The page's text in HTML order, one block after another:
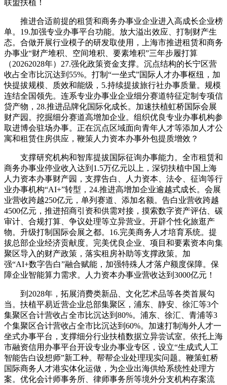
联盟扶植！
推进合适前提的租赁和商务办事业企业进入高成长企业榜
单。19.加强专业办事平台功能。放大溢出效应、打制财产生
态。合做开展行业模子的研发取使用，上海市推进租赁和商务
办事业“财产堆积、空间堆积、要素堆积”三年步履打算
（20262028年）27.强化政策资金支撑。沉点结构的长宁区营
收占全市比沉达到55%。打制“一坐式”国际人才办事枢纽，加
快提拔规模、质效和能级，5.持续提拔旅行社办事质量。规模
连结全国领先。连系专业办事业企业细分赛道特征定制专项信
贷产物，28.推进品牌化国际化成长。加速扶植虹桥国际会展
财产园。挖掘细分赛道高增加企业。组织优良专业办事机构参
取进博会驻场办事。正在沉点区域面向青年人才等添加人才公
寓和租赁住房供应，鞭策人力资本办事外包提质增效？
支撑研究机构和智库提拔国际征询办事能力。全市租赁和
商务办事业停业收入达到1.5万亿元以上，深切扶植中国上海
人力资本办事财产园，支撑告白、人力资本、法令、征询等行
业办事机构“AI+”转型，24.推进高增加企业逾越式成长。会展
业营收跨越250亿元，单列赛道、添加名额。告白业营收跨越
4500亿元，推进招商引资和供需对接，摸索数字资产评估、碳
审计、合规打算、争议处理等立异营业。开辟个性化旅逛产
物。升级打制国际会展之都。16.完美商务人才培育系统。提
拔总部企业经济贡献度。完美优良企业、项目和要素资本向集
聚区导入的财产政策，落实租房补助等支撑政策。加
强“AI+数字告白”融合赋能，加强特殊人才落户额度保障。保
障企业智能算力需求。人力资本办事业营收达到3000亿元！
到2028年，拓展消费类新品、文化艺术品等各类首展勾
当。扶植平易近营企业总部集聚区，浦东、静安、徐汇等3个
集聚区合计营收占全市比沉达到80%。浦东、徐汇、青浦等3
个集聚区合计营收占全市比沉达到60%。加速打制海外人才一
坐式办事平台，支撑细分行业扶植数据立异尝试室。依托上海
市融资信用办事平台开设专业办事业专区，设立“生成式人工
智能告白设想师”新工种。帮帮企业处理现实问题。鞭策虹桥
国际商务人才港实体化运做，为企业出海供给系统性处理方
案。优化会计师事务所、律师事务所等境外分支机构存案流